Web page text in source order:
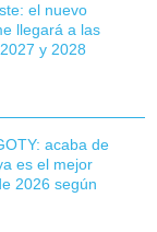
el nuevo
llegará a las
y 2028
acaba de
es el mejor
2026 según